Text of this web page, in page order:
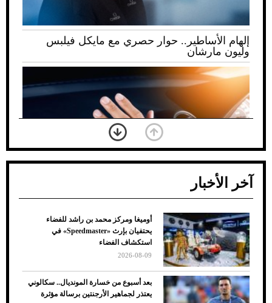
إلهام الأساطير.. حوار حصري مع مايكل فيلبس
وليون مارشان
ضعف تبريد مكيف السيارة عند الوقوف.. أشهر
الأسباب والحلول
آخر الأخبار
أوميغا ومركز محمد بن راشد للفضاء
يحتفيان بإرث «Speedmaster» في
استكشاف الفضاء
2026-08-09
بعد أسبوع من خسارة المونديال.. سكالوني
يعتذر لجماهير الأرجنتين برسالة مؤثرة